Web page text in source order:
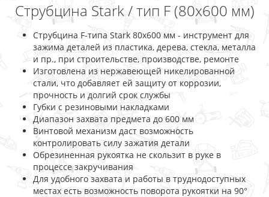
Струбцина Stark / тип F (80x600 мм)
Струбцина F-типа Stark 80x600 мм - инструмент для
зажима деталей из пластика, дерева, стекла, металла
и пр., при строительстве, производстве, ремонте
Изготовлена из нержавеющей никелированной
стали, что добавляет ей защиту от коррозии,
прочность и долгий срок службы
Губки с резиновыми накладками
Диапазон захвата предмета до 600 мм
Винтовой механизм даст возможность
контролировать силу зажатия детали
Обрезиненная рукоятка не скользит в руке в
процессе закручивания
Для удобного захвата и работы в труднодоступных
местах есть возможность поворота рукоятки на 90°